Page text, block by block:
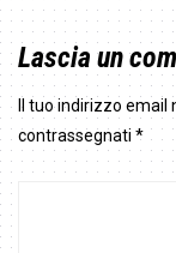
Lascia un
Il tuo indirizzo email
contrassegnati *